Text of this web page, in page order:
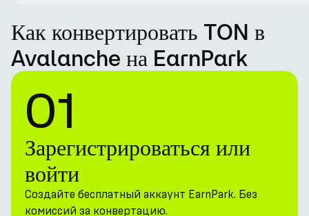
Как конвертировать TON в
Avalanche на EarnPark
01
Зарегистрироваться или
войти
Создайте бесплатный аккаунт EarnPark. Без
комиссий за конвертацию.